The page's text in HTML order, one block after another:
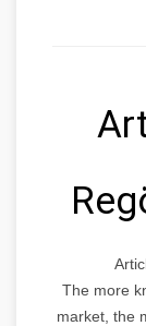
The more
market, the